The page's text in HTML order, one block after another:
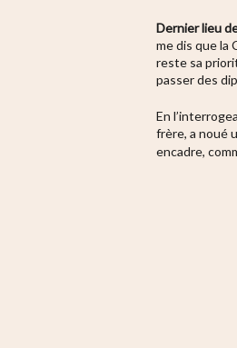
Dernier lieu
me dis que la
reste sa
passer des
En
frère, a noué
encadre,